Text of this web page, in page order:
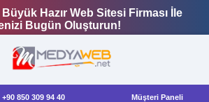
Hazır Web Sitesi Firması İle
Bugün Oluşturun!
+90 850 309 94 40 Müşteri Paneli